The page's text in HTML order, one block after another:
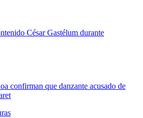
César Gastélum durante
confirman que danzante acusado de